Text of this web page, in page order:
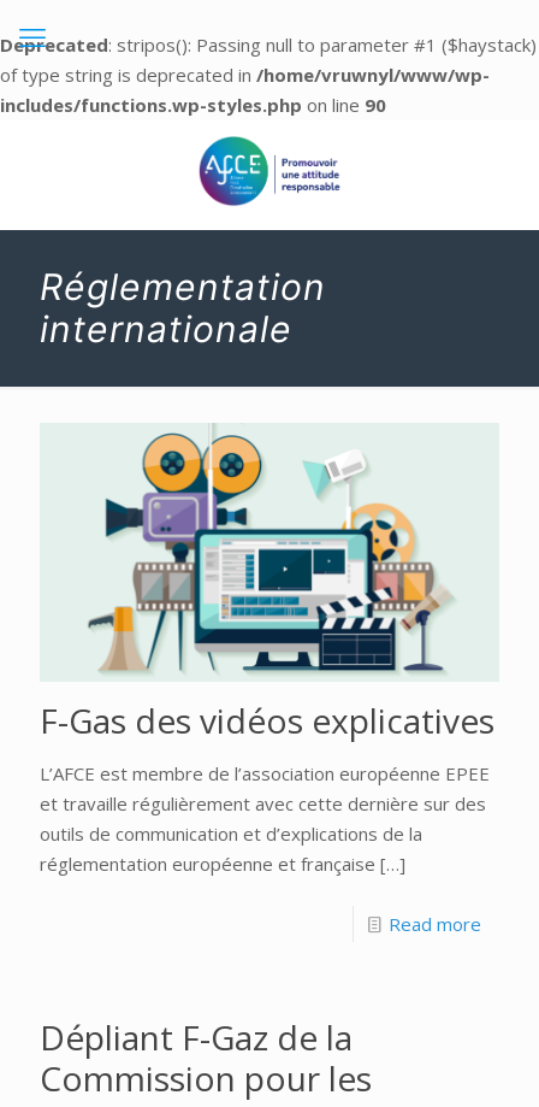
Deprecated: stripos(): Passing null to parameter #1 ($haystack)
of type string is deprecated in /home/vruwnyl/www/wp-
includes/functions.wp-styles.php on line 90
Réglementation
internationale
F-Gas des vidéos explicatives
L’AFCE est membre de l’association européenne EPEE
et travaille régulièrement avec cette dernière sur des
outils de communication et d’explications de la
réglementation européenne et française […]
Read more
Dépliant F-Gaz de la
Commission pour les